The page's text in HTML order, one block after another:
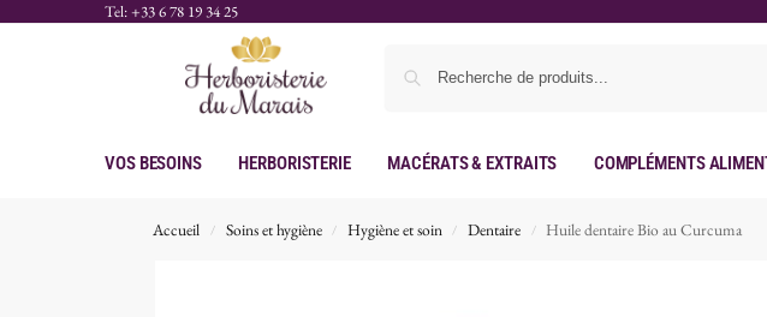
Tel: +33 6 78 19 34 25
Vos Besoins Herboristerie Macérats & Extraits Compléments
Accueil / Soins et hygiène / Hygiène et soin / Dentaire / Huile dentaire Bio au Curcuma